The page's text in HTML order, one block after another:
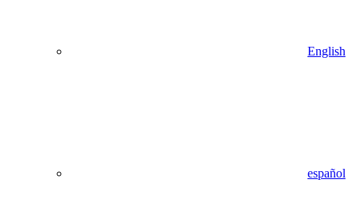
English
español